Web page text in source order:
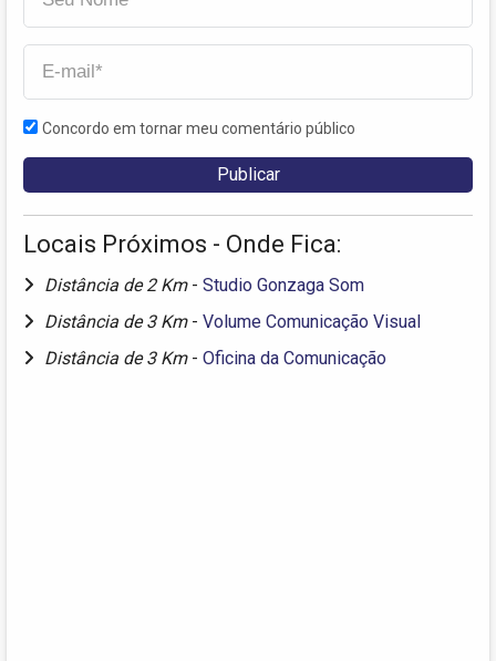
Concordo em tornar meu comentário público
Locais Próximos - Onde Fica:
Distância de 2 Km - Studio Gonzaga Som
Distância de 3 Km - Volume Comunicação Visual
Distância de 3 Km - Oficina da Comunicação